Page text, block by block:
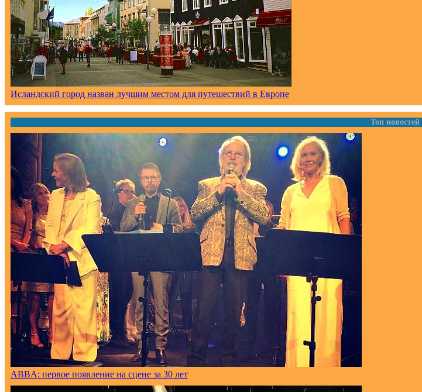
Исландский город назван лучшим местом для путешествий в Европе
Топ новостей
ABBA: первое появление на сцене за 30 лет